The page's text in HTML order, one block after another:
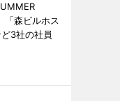
「森ビルホス
3社の社員